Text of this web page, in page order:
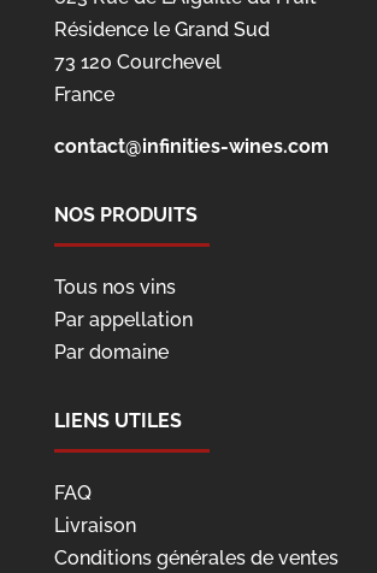
Résidence le Grand Sud
73 120 Courchevel
France
contact@infinities-wines.com
NOS PRODUITS
Tous nos vins
Par appellation
Par domaine
LIENS UTILES
FAQ
Livraison
Conditions générales de ventes